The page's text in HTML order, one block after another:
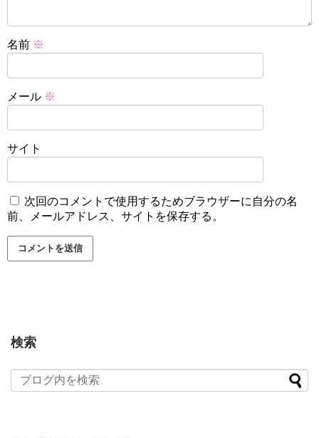
名前 ※
メール ※
サイト
次回のコメントで使用するためブラウザーに自分の名
前、メールアドレス、サイトを保存する。
検索